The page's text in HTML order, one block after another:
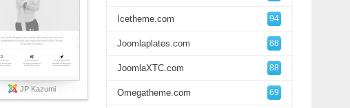
JP Kazumi
Icetheme.com 94
Joomlaplates.com 88
JoomlaXTC.com 88
Omegatheme.com 69